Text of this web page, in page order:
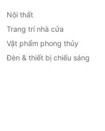
Nội thất
Trang trí nhà cửa
Vật phẩm phong thủy
Đèn & thiết bị chiếu sáng